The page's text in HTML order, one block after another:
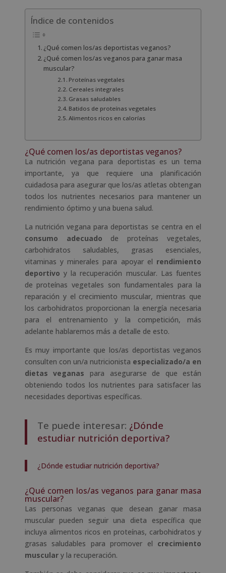
Índice de contenidos
¿Qué comen los/as deportistas veganos?
¿Qué comen los/as veganos para ganar masa
muscular?
Proteínas vegetales
Cereales integrales
Grasas saludables
Batidos de proteínas vegetales
Alimentos ricos en calorías
¿Qué comen los/as deportistas veganos?
La nutrición vegana para deportistas es un tema
importante, ya que requiere una planificación
cuidadosa para asegurar que los/as atletas obtengan
todos los nutrientes necesarios para mantener un
rendimiento óptimo y una buena salud.
La nutrición vegana para deportistas se centra en el
consumo adecuado de proteínas vegetales,
carbohidratos saludables, grasas esenciales,
vitaminas y minerales para apoyar el rendimiento
deportivo y la recuperación muscular. Las fuentes
de proteínas vegetales son fundamentales para la
reparación y el crecimiento muscular, mientras que
los carbohidratos proporcionan la energía necesaria
para el entrenamiento y la competición, más
adelante hablaremos más a detalle de esto.
Es muy importante que los/as deportistas veganos
consulten con un/a nutricionista especializado/a en
dietas veganas para asegurarse de que están
obteniendo todos los nutrientes para satisfacer las
necesidades deportivas específicas.
Te puede interesar: ¿Dónde
estudiar nutrición deportiva?
¿Dónde estudiar nutrición deportiva?
¿Qué comen los/as veganos para ganar masa
muscular?
Las personas veganas que desean ganar masa
muscular pueden seguir una dieta específica que
incluya alimentos ricos en proteínas, carbohidratos y
grasas saludables para promover el crecimiento
musculary la recuperación.